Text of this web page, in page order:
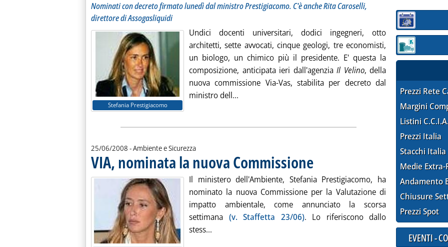
Nominati con decreto firmato lunedì dal ministro Prestigiacomo. C'è anche Rita Caroselli,
direttore di Assogasliquidi
Stefania Prestigiacomo
Undici docenti universitari, dodici ingegneri, otto
architetti, sette avvocati, cinque geologi, tre economisti,
un biologo, un chimico più il presidente. E' questa la
composizione, anticipata ieri dall'agenziaIl Velino, della
nuova commissione Via-Vas, stabilita per decreto dal
ministro dell... Leggi tutta la notizia: 'Commissione Via, ecco la lista'
25/06/2008 - Ambiente e Sicurezza
VIA, nominata la nuova Commissione . Pubblicata mercoledì 25 giugno 2008 alle 12.15.
Il ministero dell'Ambiente, Stefania Prestigiacomo, ha
nominato la nuova Commissione per la Valutazione di
impatto ambientale, come annunciato la scorsa
settimana (v. Staffetta 23/06). Lo riferiscono dallo
stess... Leggi tutta la notizia: 'VIA, nominata la nuova Commissione'
Sezione:
Sezione:
Prezzi Rete
Margini
Listini
Prezzi Italia
Stacchi Italia
Medie Extra-
Andamento
Chiusure
Prezzi Spot
EVENTI -